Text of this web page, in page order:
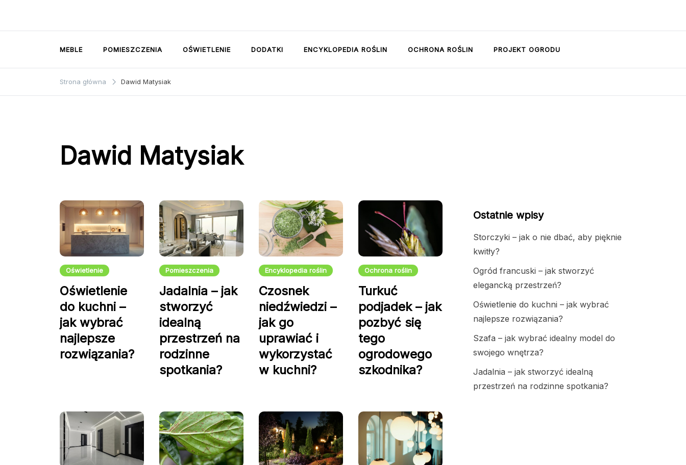
Dom i ogrody
MEBLE POMIESZCZENIA OŚWIETLENIE DODATKI ENCYKLOPEDIA ROŚLIN OCHRONA ROŚLIN PROJEKT OGRODU
Strona główna Dawid Matysiak
Dawid Matysiak
Oświetlenie
Oświetlenie
do kuchni –
jak wybrać
najlepsze
rozwiązania?
Pomieszczenia
Jadalnia – jak
stworzyć
idealną
przestrzeń na
rodzinne
spotkania?
Encyklopedia roślin
Czosnek
niedźwiedzi –
jak go
uprawiać i
wykorzystać
w kuchni?
Ochrona roślin
Turkuć
podjadek – jak
pozbyć się
tego
ogrodowego
szkodnika?
Ostatnie wpisy
Storczyki – jak o nie dbać, aby pięknie
kwitły?
Ogród francuski – jak stworzyć
elegancką przestrzeń?
Oświetlenie do kuchni – jak wybrać
najlepsze rozwiązania?
Szafa – jak wybrać idealny model do
swojego wnętrza?
Jadalnia – jak stworzyć idealną
przestrzeń na rodzinne spotkania?